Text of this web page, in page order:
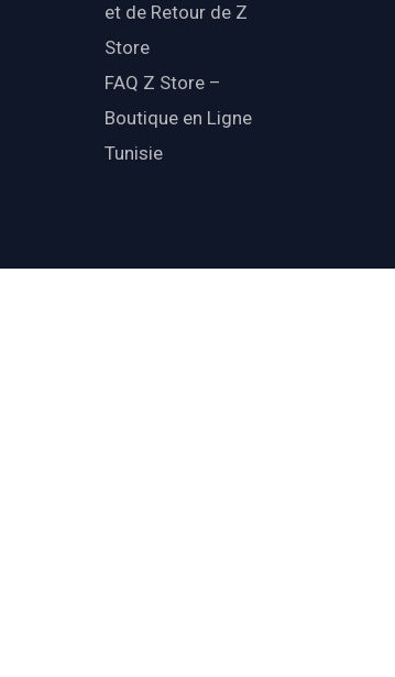
et de Retour de Z
Store
FAQ Z Store –
Boutique en Ligne
Tunisie